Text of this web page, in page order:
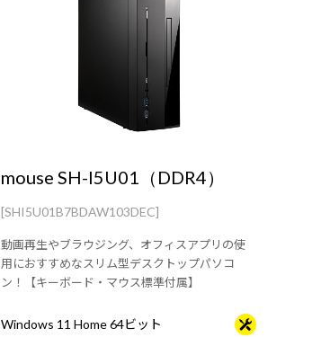
mouse SH-I5U01（DDR4）
[SHI5U01B7BDAW103DEC]
動画再生やブラウジング、オフィスアプリの使
用におすすめなスリム型デスクトップパソコ
ン！【キーボード・マウス標準付属】
Windows 11 Home 64ビット